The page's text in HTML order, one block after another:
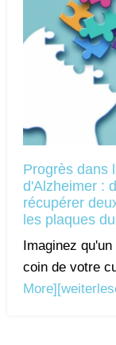
Progrès dans
d'Alzheimer :
récupérer
les plaques
Imaginez
coin de votre
More]